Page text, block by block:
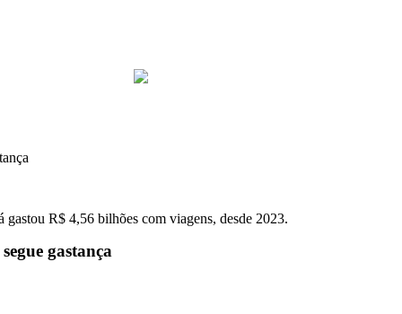
R$ 4,56 bilhões com viagens, desde 2023.
gastança